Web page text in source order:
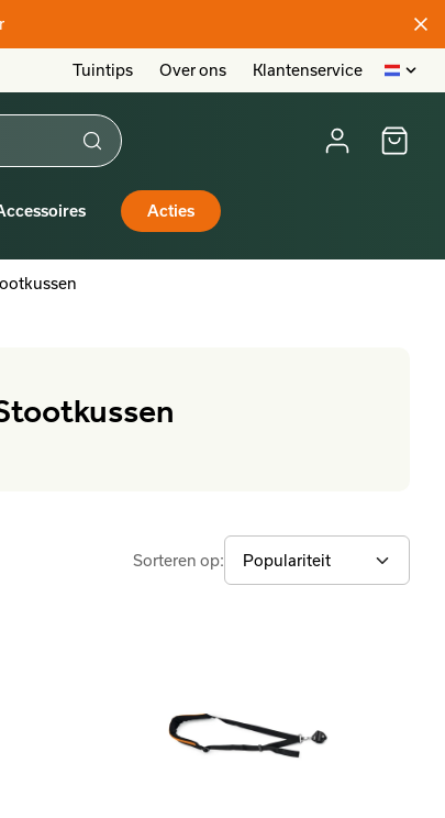
Tuintips Over ons Klantenservice
Acties
Sorteren op: